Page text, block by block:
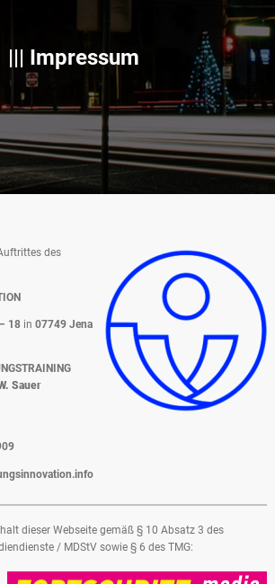
||| Impressum
des
18 in 07749 Jena
Sauer
dieser Webseite gemäß § 10 Absatz 3 des
/ MDStV sowie § 6 des TMG: